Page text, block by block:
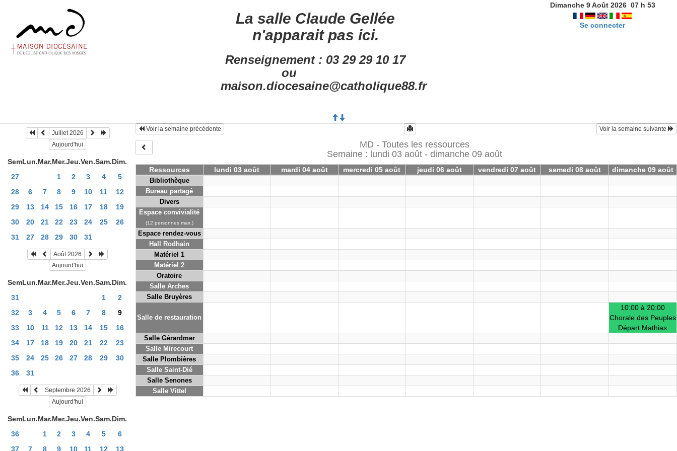
La salle Claude Gellée
n'apparait pas ici.
Renseignement : 03 29 29 10 17
ou
maison.diocesaine@catholique88.fr
Dimanche 9 Août 2026 07h 53
Se connecter
Juillet 2026
Aujourd'hui
SemLun.Mar.Mer.Jeu.Ven.Sam.Dim.
27
1 2 3 4
5
28
6 7 8 9 10 11
12
29
13 14 15 16 17 18
19
30
20 21 22 23 24 25
26
31
27 28 29 30 31
Août 2026
Aujourd'hui
SemLun.Mar.Mer.Jeu.Ven.Sam.Dim.
31
1
2
32
3 4 5 6 7 8
9
33
10 11 12 13 14 15
16
34
17 18 19 20 21 22
23
35
24 25 26 27 28 29
30
36
31
Septembre 2026
Aujourd'hui
SemLun.Mar.Mer.Jeu.Ven.Sam.Dim.
36
1 2 3 4 5
6
37
7 8 9 10 11 12 13
Voir la semaine précédente Voir la semaine suivante
MD - Toutes les ressources
Semaine : lundi 03 août - dimanche 09 août
Ressources lundi 03 août mardi 04 août mercredi 05 août jeudi 06 août vendredi 07 août samedi 08 août dimanche 09 août
Bibliothèque
Bureau partagé
Divers
Espace convivialité
(12 personnes max.)
Espace rendez-vous
Hall Rodhain
Matériel 1
Matériel 2
Oratoire
Salle Arches
Salle Bruyères
Salle de restauration
10:00 à 20:00
Chorale des Peuples
Départ Mathias
Salle Gérardmer
Salle Mirecourt
Salle Plombières
Salle Saint-Dié
Salle Senones
Salle Vittel